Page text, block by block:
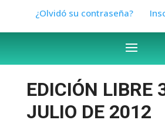
¿Olvidó su contraseña?
EDICIÓN LIBRE
JULIO DE 2012